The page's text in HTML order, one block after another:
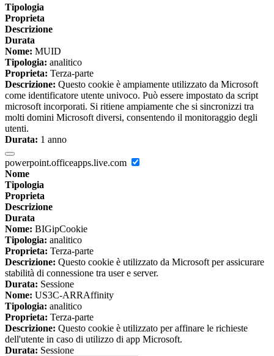
Tipologia
Proprieta
Descrizione
Durata
Nome: MUID
Tipologia: analitico
Proprieta: Terza-parte
Descrizione: Questo cookie è ampiamente utilizzato da Microsoft
come identificatore utente univoco. Può essere impostato da script
microsoft incorporati. Si ritiene ampiamente che si sincronizzi tra
molti domini Microsoft diversi, consentendo il monitoraggio degli
utenti.
Durata: 1 anno
powerpoint.officeapps.live.com
Nome
Tipologia
Proprieta
Descrizione
Durata
Nome: BIGipCookie
Tipologia: analitico
Proprieta: Terza-parte
Descrizione: Questo cookie è utilizzato da Microsoft per assicurare
stabilità di connessione tra user e server.
Durata: Sessione
Nome: US3C-ARRAffinity
Tipologia: analitico
Proprieta: Terza-parte
Descrizione: Questo cookie è utilizzato per affinare le richieste
dell'utente in caso di utilizzo di app Microsoft.
Durata: Sessione